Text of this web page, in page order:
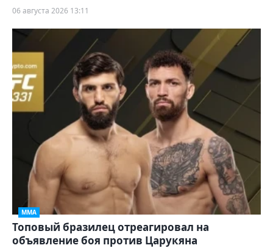
06 августа 2026 13:11
ММА
Топовый бразилец отреагировал на
объявление боя против Царукяна